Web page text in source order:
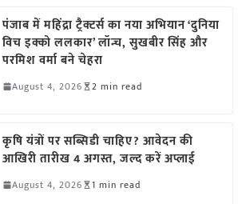
पंजाब में महिंद्रा ट्रैक्टर्स का नया अभियान ‘दुनिया
विच इक्को ललकार’ लॉन्च, सुखबीर सिंह और
परमिश वर्मा बने चेहरा
August 4, 2026 2 min read
कृषि यंत्रों पर सब्सिडी चाहिए? आवेदन की
आखिरी तारीख 4 अगस्त, जल्द करें अप्लाई
August 4, 2026 1 min read